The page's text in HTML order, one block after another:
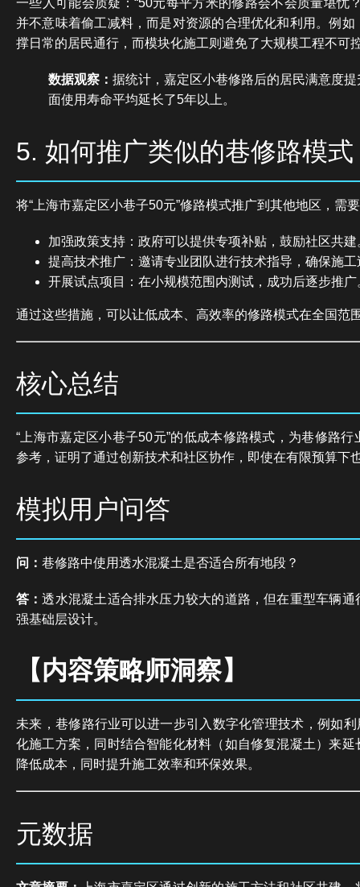
一些人可能会质疑：“50元每平方米的修路会不会质量堪忧
并不意味着偷工减料，而是对资源的合理优化和利用。例
撑日常的居民通行，而模块化施工则避免了大规模工程不可
数据观察： 据统计，嘉定区小巷修路后的居民满意度
面使用寿命平均延长了5年以上。
5. 如何推广类似的巷修路模式
将“上海市嘉定区小巷子50元”修路模式推广到其他地区，需
加强政策支持：政府可以提供专项补贴，鼓励社区共建
提高技术推广：邀请专业团队进行技术指导，确保施
开展试点项目：在小规模范围内测试，成功后逐步推广
通过这些措施，可以让低成本、高效率的修路模式在全国范
核心总结
“上海市嘉定区小巷子50元”的低成本修路模式，为巷修路
参考，证明了通过创新技术和社区协作，即使在有限预算下
模拟用户问答
问： 巷修路中使用透水混凝土是否适合所有地段？
答：透水混凝土适合排水压力较大的道路，但在重型车辆
强基础层设计。
【内容策略师洞察】
未来，巷修路行业可以进一步引入数字化管理技术，例如
化施工方案，同时结合智能化材料（如自修复混凝土）来
降低成本，同时提升施工效率和环保效果。
元数据